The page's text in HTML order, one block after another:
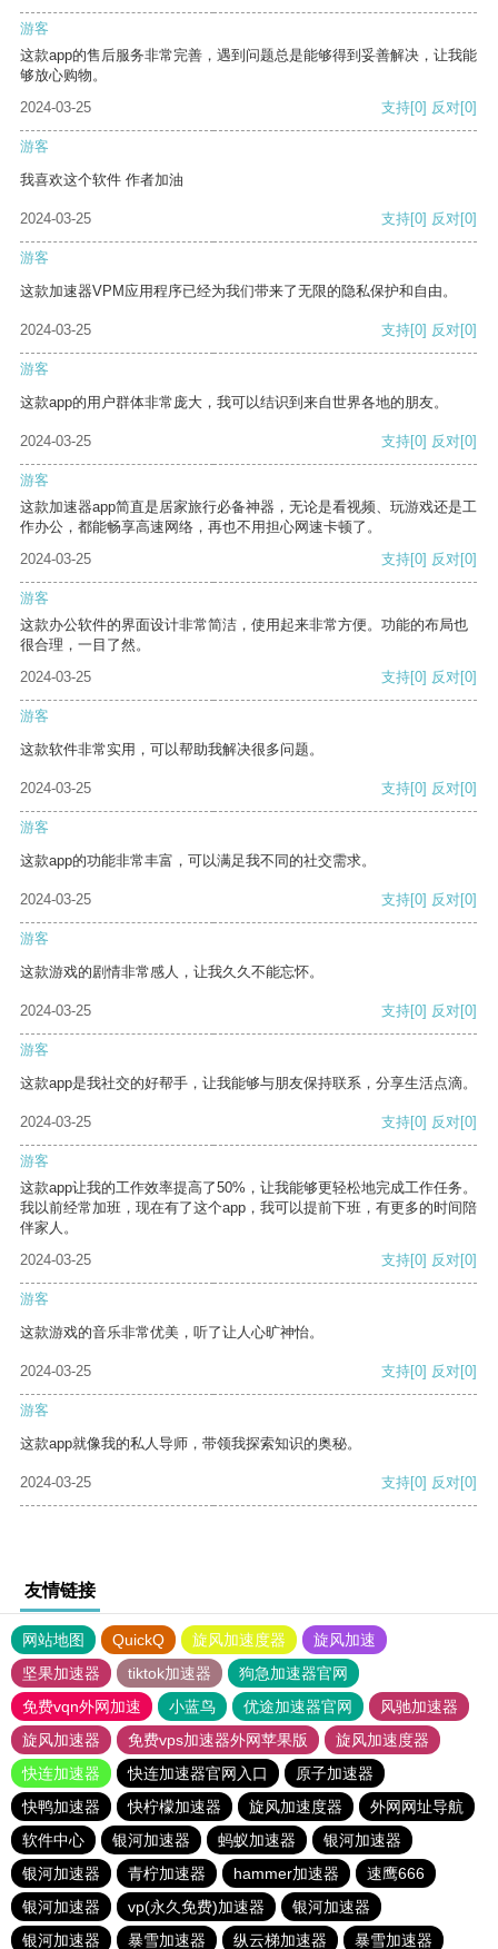
游客
这款app的售后服务非常完善，遇到问题总是能够得到妥善解决，让我能
够放心购物。
2024-03-25
支持[0] 反对[0]
游客
我喜欢这个软件 作者加油
2024-03-25 支持[0] 反对[0]
游客
这款加速器VPM应用程序已经为我们带来了无限的隐私保护和自由。
2024-03-25 支持[0] 反对[0]
游客
这款app的用户群体非常庞大，我可以结识到来自世界各地的朋友。
2024-03-25 支持[0] 反对[0]
游客
这款加速器app简直是居家旅行必备神器，无论是看视频、玩游戏还是工
作办公，都能畅享高速网络，再也不用担心网速卡顿了。
2024-03-25
支持[0] 反对[0]
游客
这款办公软件的界面设计非常简洁，使用起来非常方便。功能的布局也
很合理，一目了然。
2024-03-25
支持[0] 反对[0]
游客
这款软件非常实用，可以帮助我解决很多问题。
2024-03-25 支持[0] 反对[0]
游客
这款app的功能非常丰富，可以满足我不同的社交需求。
2024-03-25 支持[0] 反对[0]
游客
这款游戏的剧情非常感人，让我久久不能忘怀。
2024-03-25 支持[0] 反对[0]
游客
这款app是我社交的好帮手，让我能够与朋友保持联系，分享生活点滴。
2024-03-25 支持[0] 反对[0]
游客
这款app让我的工作效率提高了50%，让我能够更轻松地完成工作任务。
我以前经常加班，现在有了这个app，我可以提前下班，有更多的时间陪
伴家人。
2024-03-25
支持[0] 反对[0]
游客
这款游戏的音乐非常优美，听了让人心旷神怡。
2024-03-25 支持[0] 反对[0]
游客
这款app就像我的私人导师，带领我探索知识的奥秘。
2024-03-25 支持[0] 反对[0]
友情链接
网站地图 QuickQ 旋风加速度器
旋风加速
坚果加速器
tiktok加速器
狗急加速器官网
免费vqn外网加速
小蓝鸟 优途加速器官网
风驰加速器
旋风加速器
免费vps加速器外网苹果版
旋风加速度器
快连加速器
快连加速器官网入口
原子加速器
快鸭加速器
快柠檬加速器 旋风加速度器
外网网址导航
软件中心
银河加速器 蚂蚁加速器
银河加速器
银河加速器
青柠加速器 hammer加速器
速鹰666
银河加速器
vp(永久免费)加速器
银河加速器
银河加速器
暴雪加速器 纵云梯加速器 暴雪加速器